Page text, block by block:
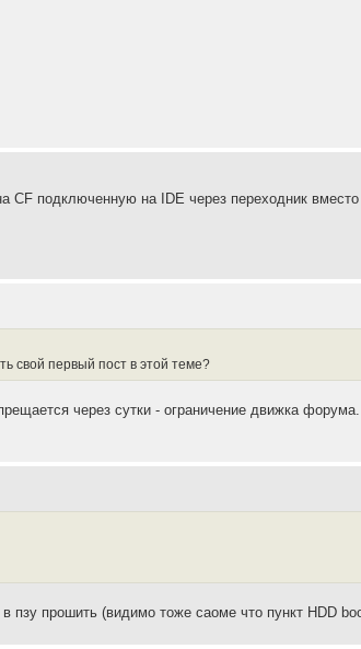
CF подключенную на IDE через переходник вместо
свой первый пост в этой теме?
через сутки - ограничение движка форума.
в пзу прошить (видимо тоже саоме что пункт HDD